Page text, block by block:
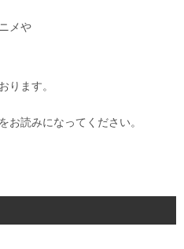
メや
ります。
をお読みになってください。